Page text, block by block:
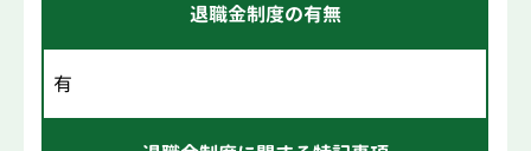
退職金制度の有無
有